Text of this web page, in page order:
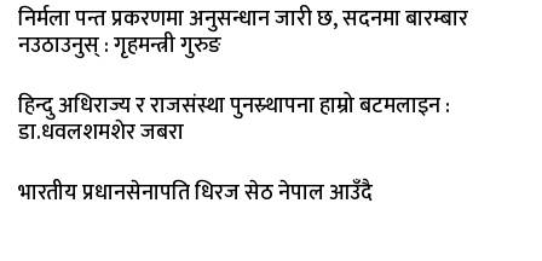
निर्मला पन्त प्रकरणमा अनुसन्धान जारी छ, सदनमा बारम्बार
नउठाउनुस् : गृहमन्त्री गुरुङ
हिन्दु अधिराज्य र राजसंस्था पुनस्र्थापना हाम्रो बटमलाइन :
डा.धवलशमशेर जबरा
भारतीय प्रधानसेनापति धिरज सेठ नेपाल आउँदै